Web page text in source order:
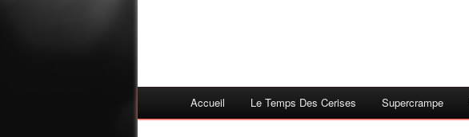
Accueil Le Temps Des Cerises Supercrampe